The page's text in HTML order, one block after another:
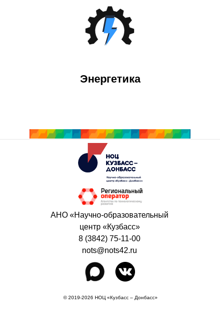
Энергетика
АНО «Научно-образовательный
центр «Кузбасс»
8 (3842) 75-11-00
nots@nots42.ru
© 2019-2026 НОЦ «Кузбасс – Донбасс»